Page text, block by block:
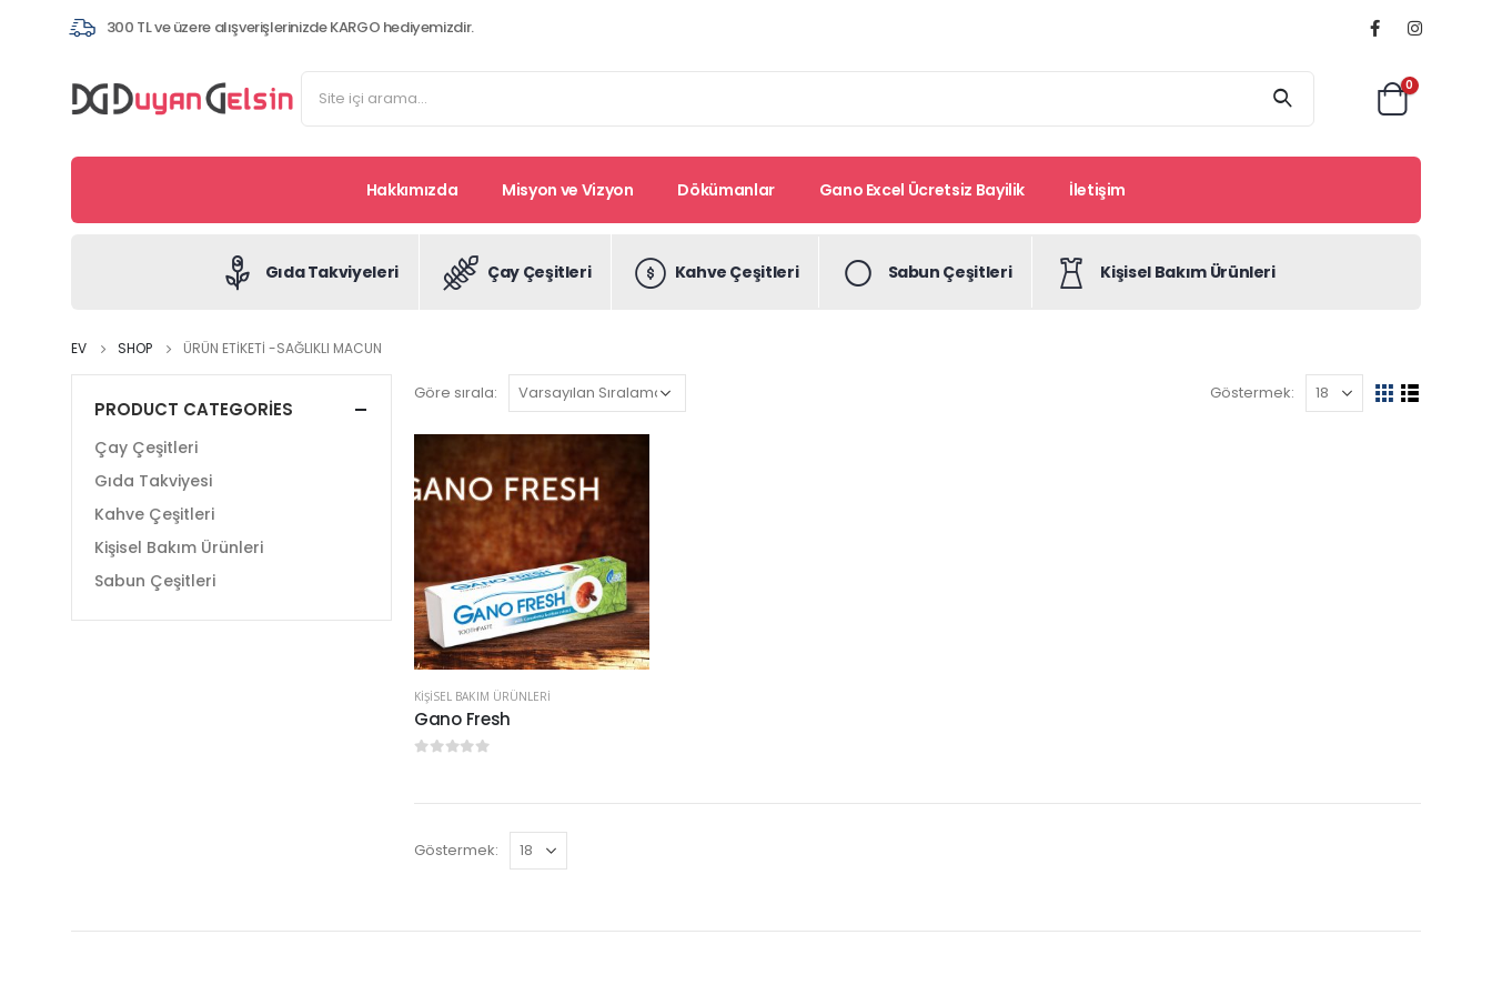
300 TL ve üzere alışverişlerinizde KARGO hediyemizdir.
0
Hakkımızda Misyon ve Vizyon Dökümanlar Gano Excel Ücretsiz Bayilik İletişim
Gıda Takviyeleri Çay Çeşitleri Kahve Çeşitleri Sabun Çeşitleri Kişisel Bakım Ürünleri
EV SHOP ÜRÜN ETIKETI -SAĞLIKLI MACUN
Göre sırala: Göstermek:
KIŞISEL BAKIM ÜRÜNLERI
Gano Fresh
Göstermek:
PRODUCT CATEGORIES
Çay Çeşitleri
Gıda Takviyesi
Kahve Çeşitleri
Kişisel Bakım Ürünleri
Sabun Çeşitleri